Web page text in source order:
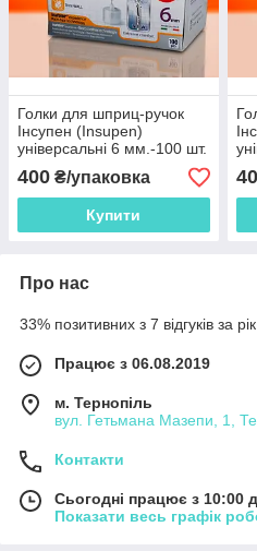
Голки для шприц-ручок
Інсупен (Insupen)
універсальні 6 мм.-100 шт.
400 ₴/упаковка
Купити
шт.
Про нас
33% позитивних з 7 відгуків за рік
Працює з 06.08.2019
м. Тернопіль
вул. Гетьмана Мазепи, 1,
Контакти
Сьогодні працює з 10:00
Показати весь графік